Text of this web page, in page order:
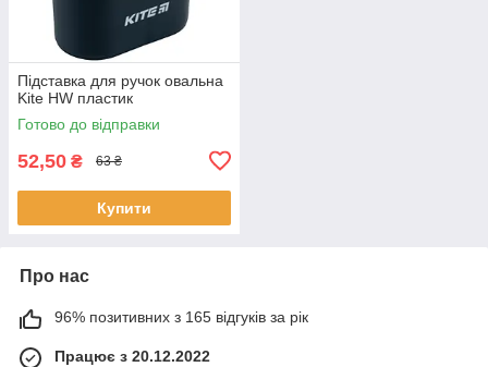
Підставка для ручок овальна
Kite HW пластик
Готово до відправки
52,50 ₴ 63 ₴
Купити
Про нас
96% позитивних з 165 відгуків за рік
Працює з 20.12.2022